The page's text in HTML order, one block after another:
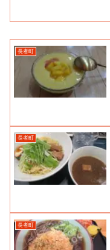
長者町
長者町
長者町